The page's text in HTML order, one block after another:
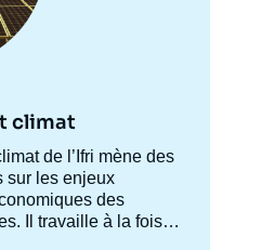
climat
de l’Ifri mène des
sur les enjeux
des
Il travaille à la fois